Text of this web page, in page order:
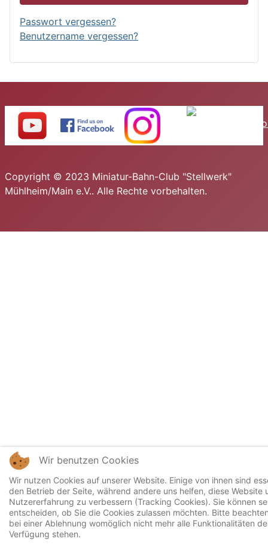
Passwort vergessen?
Benutzername vergessen?
Copyright © 2023 Miniatur-Bahn-Club "Stellwerk"
Mühlheim/Main e.V.. Alle Rechte vorbehalten.
Wir benutzen Cookies
Wir nutzen Cookies auf unserer Website. Einige von ihnen sind
den Betrieb der Seite, während andere uns helfen, diese Website
Nutzererfahrung zu verbessern (Tracking Cookies). Sie können
entscheiden, ob Sie die Cookies zulassen möchten. Bitte
bei einer Ablehnung womöglich nicht mehr alle Funktionalitäten
Verfügung stehen.